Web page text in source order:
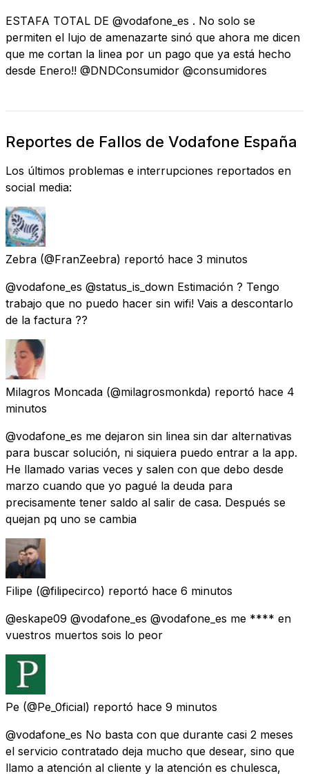
ESTAFA TOTAL DE @vodafone_es . No solo se
permiten el lujo de amenazarte sinó que ahora me dicen
que me cortan la linea por un pago que ya está hecho
desde Enero!! @DNDConsumidor @consumidores
Reportes de Fallos de Vodafone España
Los últimos problemas e interrupciones reportados en
social media:
Zebra (@FranZeebra) reportó hace 3 minutos
@vodafone_es @status_is_down Estimación ? Tengo
trabajo que no puedo hacer sin wifi! Vais a descontarlo
de la factura ??
Milagros Moncada (@milagrosmonkda) reportó hace 4
minutos
@vodafone_es me dejaron sin linea sin dar alternativas
para buscar solución, ni siquiera puedo entrar a la app.
He llamado varias veces y salen con que debo desde
marzo cuando que yo pagué la deuda para
precisamente tener saldo al salir de casa. Después se
quejan pq uno se cambia
Filipe (@filipecirco) reportó hace 6 minutos
@eskape09 @vodafone_es @vodafone_es me **** en
vuestros muertos sois lo peor
Pe (@Pe_0ficial) reportó hace 9 minutos
@vodafone_es No basta con que durante casi 2 meses
el servicio contratado deja mucho que desear, sino que
llamo a atención al cliente y la atención es chulesca,